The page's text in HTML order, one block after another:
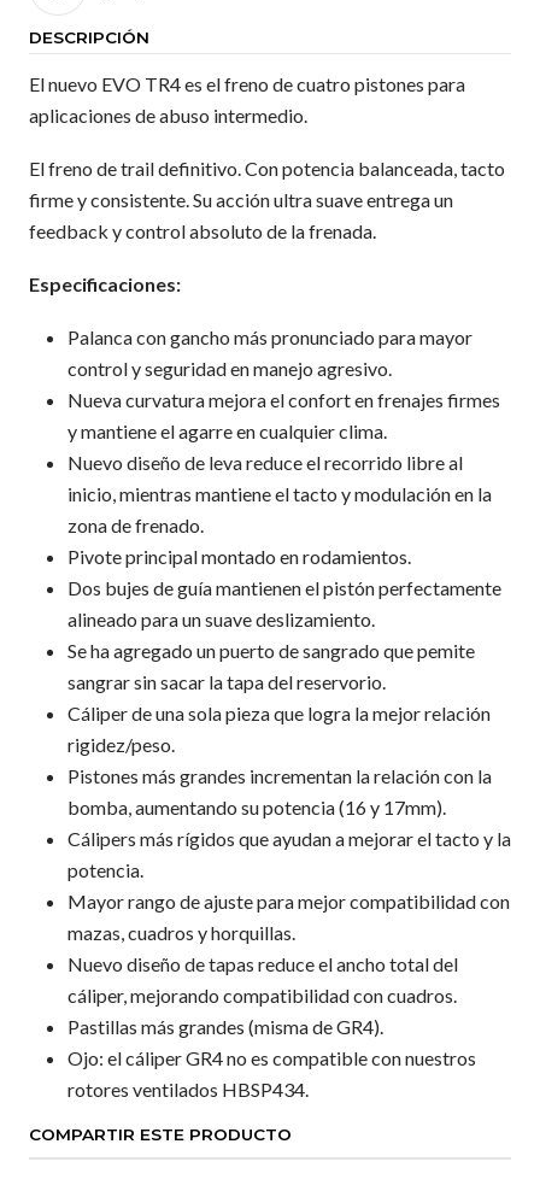
DESCRIPCIÓN
El nuevo EVO TR4 es el freno de cuatro pistones para
aplicaciones de abuso intermedio.
El freno de trail definitivo. Con potencia balanceada, tacto
firme y consistente. Su acción ultra suave entrega un
feedback y control absoluto de la frenada.
Especificaciones:
Palanca con gancho más pronunciado para mayor
control y seguridad en manejo agresivo.
Nueva curvatura mejora el confort en frenajes firmes
y mantiene el agarre en cualquier clima.
Nuevo diseño de leva reduce el recorrido libre al
inicio, mientras mantiene el tacto y modulación en la
zona de frenado.
Pivote principal montado en rodamientos.
Dos bujes de guía mantienen el pistón perfectamente
alineado para un suave deslizamiento.
Se ha agregado un puerto de sangrado que pemite
sangrar sin sacar la tapa del reservorio.
Cáliper de una sola pieza que logra la mejor relación
rigidez/peso.
Pistones más grandes incrementan la relación con la
bomba, aumentando su potencia (16 y 17mm).
Cálipers más rígidos que ayudan a mejorar el tacto y la
potencia.
Mayor rango de ajuste para mejor compatibilidad con
mazas, cuadros y horquillas.
Nuevo diseño de tapas reduce el ancho total del
cáliper, mejorando compatibilidad con cuadros.
Pastillas más grandes (misma de GR4).
Ojo: el cáliper GR4 no es compatible con nuestros
rotores ventilados HBSP434.
COMPARTIR ESTE PRODUCTO